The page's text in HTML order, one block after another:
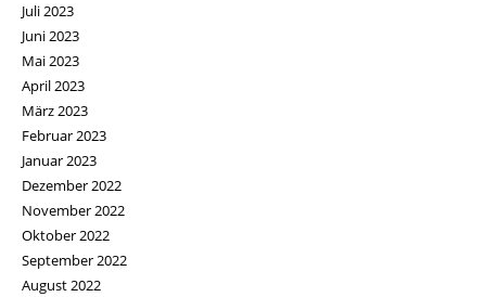
Juli 2023
Juni 2023
Mai 2023
April 2023
März 2023
Februar 2023
Januar 2023
Dezember 2022
November 2022
Oktober 2022
September 2022
August 2022